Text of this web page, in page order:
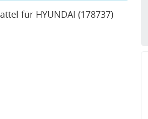
für HYUNDAI (178737)